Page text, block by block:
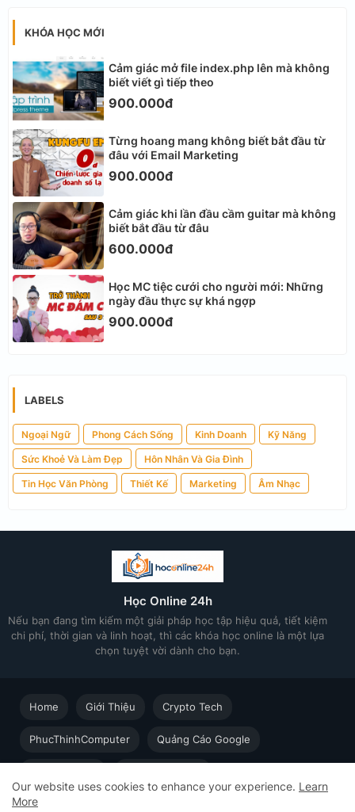
KHÓA HỌC MỚI
Cảm giác mở file index.php lên mà không
biết viết gì tiếp theo
900.000đ
Từng hoang mang không biết bắt đầu từ
đâu với Email Marketing
900.000đ
Cảm giác khi lần đầu cầm guitar mà không
biết bắt đầu từ đâu
600.000đ
Học MC tiệc cưới cho người mới: Những
ngày đầu thực sự khá ngợp
900.000đ
LABELS
Ngoại Ngữ Phong Cách Sống Kinh Doanh Kỹ Năng
Sức Khoẻ Và Làm Đẹp Hôn Nhân Và Gia Đình
Tin Học Văn Phòng Thiết Kế Marketing Âm Nhạc
Học Online 24h
Nếu bạn đang tìm kiếm một giải pháp học tập hiệu quả, tiết kiệm
chi phí, thời gian và linh hoạt, thì các khóa học online là một lựa
chọn tuyệt vời dành cho bạn.
Home Giới Thiệu Crypto Tech
PhucThinhComputer Quảng Cáo Google
Our website uses cookies to enhance your experience. Learn
More